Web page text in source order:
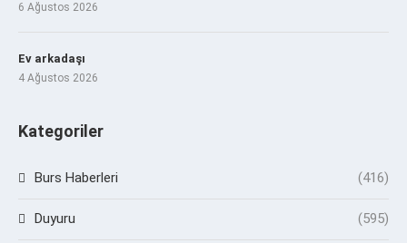
6 Ağustos 2026
Ev arkadaşı
4 Ağustos 2026
Kategoriler
Burs Haberleri (416)
Duyuru (595)